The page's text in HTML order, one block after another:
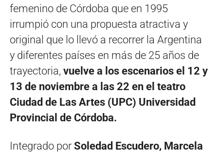
femenino de Córdoba que en 1995
irrumpió con una propuesta atractiva y
original que lo llevó a recorrer la Argentina
y diferentes países en más de 25 años de
trayectoria, vuelve a los escenarios el 12 y
13 de noviembre a las 22 en el teatro
Ciudad de Las Artes (UPC) Universidad
Provincial de Córdoba.
Integrado por Soledad Escudero, Marcela